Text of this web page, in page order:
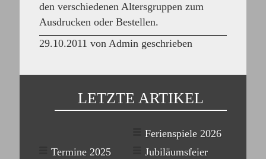
den verschiedenen Altersgruppen zum
Ausdrucken oder Bestellen.
29.10.2011 von Admin geschrieben
LETZTE ARTIKEL
Ferienspiele 2026
Termine 2025
Jubiläumsfeier